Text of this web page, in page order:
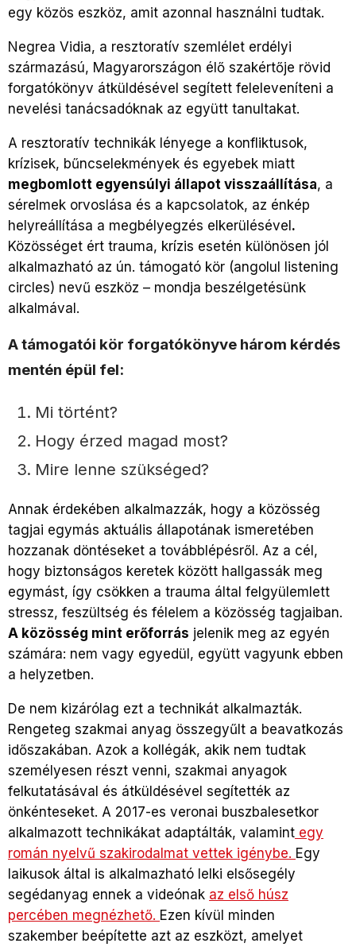
egy közös eszköz, amit azonnal használni tudtak.
Negrea Vidia, a resztoratív szemlélet erdélyi
származású, Magyarországon élő szakértője rövid
forgatókönyv átküldésével segített feleleveníteni a
nevelési tanácsadóknak az együtt tanultakat.
A resztoratív technikák lényege a konfliktusok,
krízisek, bűncselekmények és egyebek miatt
megbomlott egyensúlyi állapot visszaállítása, a
sérelmek orvoslása és a kapcsolatok, az énkép
helyreállítása a megbélyegzés elkerülésével .
Közösséget ért trauma, krízis esetén különösen jól
alkalmazható az ún. támogató kör (angolul listening
circles) nevű eszköz – mondja beszélgetésünk
alkalmával.
A támogatói kör forgatókönyve három kérdés
mentén épül fel:
Mi történt?
Hogy érzed magad most?
Mire lenne szükséged?
Annak érdekében alkalmazzák, hogy a közösség
tagjai egymás aktuális állapotának ismeretében
hozzanak döntéseket a továbblépésről. Az a cél,
hogy biztonságos keretek között hallgassák meg
egymást, így csökken a trauma által felgyülemlett
stressz, feszültség és félelem a közösség tagjaiban.
A közösség mint erőforrás jelenik meg az egyén
számára: nem vagy egyedül, együtt vagyunk ebben
a helyzetben.
De nem kizárólag ezt a technikát alkalmazták.
Rengeteg szakmai anyag összegyűlt a beavatkozás
időszakában. Azok a kollégák, akik nem tudtak
személyesen részt venni, szakmai anyagok
felkutatásával és átküldésével segítették az
önkénteseket. A 2017-es veronai buszbalesetkor
alkalmazott technikákat adaptálták, valamint egy
román nyelvű szakirodalmat vettek igénybe. Egy
laikusok által is alkalmazható lelki elsősegély
segédanyag ennek a videónak az első húsz
percében megnézhető. Ezen kívül minden
szakember beépítette azt az eszközt, amelyet